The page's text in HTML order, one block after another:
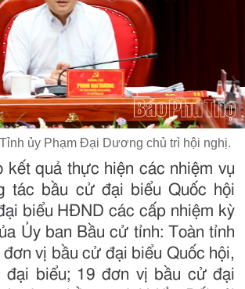
ủy Phạm Đại Dương chủ trì hội nghị.
kết quả thực hiện các nhiệm vụ
tác bầu cử đại biểu Quốc hội
biểu HĐND các cấp nhiệm kỳ
Ủy ban Bầu cử tỉnh: Toàn tỉnh
đơn vị bầu cử đại biểu Quốc hội,
đại biểu; 19 đơn vị bầu cử đại